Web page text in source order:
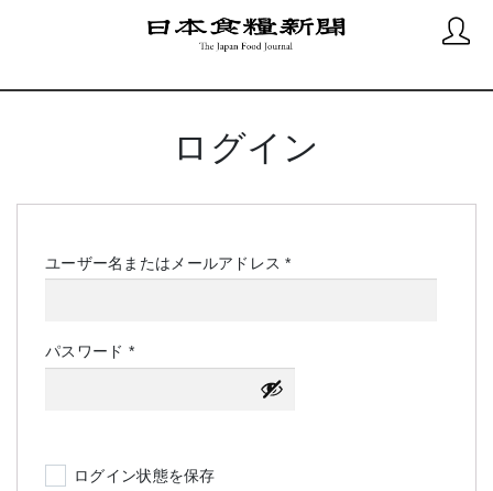
ログイン
ユーザー名またはメールアドレス*必
パスワード *必
須
ログイン状態を保存